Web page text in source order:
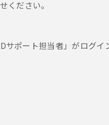
ください。
ポート担当者」がログイ